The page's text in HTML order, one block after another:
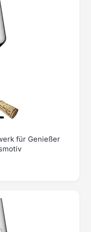
für Genießer